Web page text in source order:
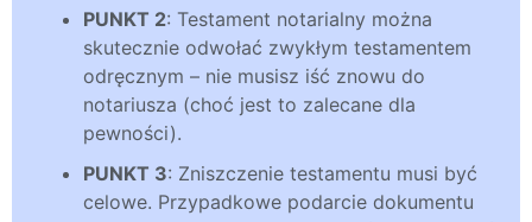
PUNKT 2: Testament notarialny można
skutecznie odwołać zwykłym testamentem
odręcznym – nie musisz iść znowu do
notariusza (choć jest to zalecane dla
pewności).
PUNKT 3: Zniszczenie testamentu musi być
celowe. Przypadkowe podarcie dokumentu